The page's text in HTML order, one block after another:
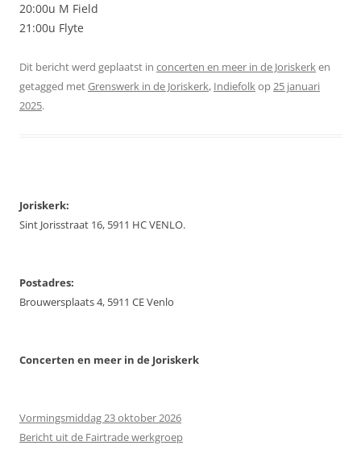
20:00u M Field
21:00u Flyte
Dit bericht werd geplaatst in concerten en meer in de Joriskerken
getagged metGrenswerk in de Joriskerk, Indiefolkop25 januari
2025.
Joriskerk:
Sint Jorisstraat 16, 5911 HC VENLO.
Postadres:
Brouwersplaats 4, 5911 CE Venlo
Concerten en meer in de Joriskerk
Vormingsmiddag 23 oktober 2026
Bericht uit de Fairtrade werkgroep